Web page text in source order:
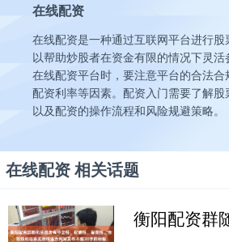
在线配资
在线配资是一种通过互联网平台进行
以帮助炒股者在资金有限的情况下灵
在线配资平台时，要注意平台的合法
配资利率等因素。配资入门需要了解股
以及配资的操作流程和风险规避策略。
在线配资 相关话题